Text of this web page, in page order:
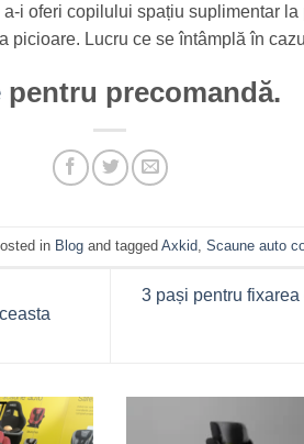
i oferi copilului spațiu suplimentar
Lucru ce se întâmplă în
pentru precomandă.
in Blog and tagged Axkid Scaune auto
3 pași pentru